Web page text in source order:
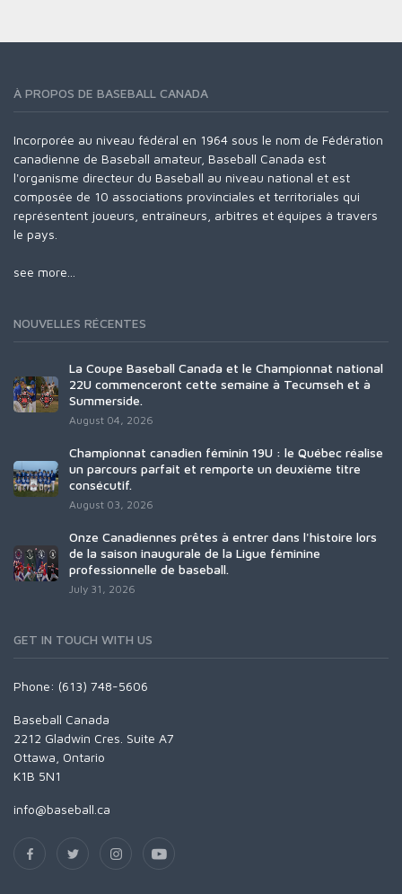
À PROPOS DE BASEBALL CANADA
Incorporée au niveau fédéral en 1964 sous le nom de Fédération
canadienne de Baseball amateur, Baseball Canada est
l'organisme directeur du Baseball au niveau national et est
composée de 10 associations provinciales et territoriales qui
représentent joueurs, entraîneurs, arbitres et équipes à travers
le pays.
see more...
NOUVELLES RÉCENTES
La Coupe Baseball Canada et le Championnat national
22U commenceront cette semaine à Tecumseh et à
Summerside.
August 04, 2026
Championnat canadien féminin 19U : le Québec réalise
un parcours parfait et remporte un deuxième titre
consécutif.
August 03, 2026
Onze Canadiennes prêtes à entrer dans l'histoire lors
de la saison inaugurale de la Ligue féminine
professionnelle de baseball.
July 31, 2026
GET IN TOUCH WITH US
Phone: (613) 748-5606
Baseball Canada
2212 Gladwin Cres. Suite A7
Ottawa, Ontario
K1B 5N1
info@baseball.ca